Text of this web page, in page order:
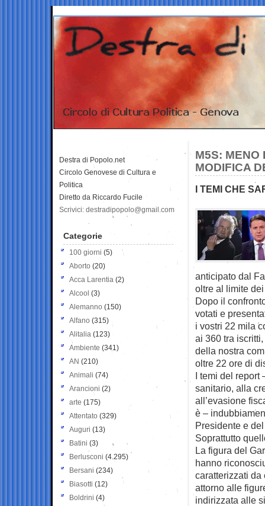
M5S: MENO
MODIFICA
I TEMI CHE
anticipato dal
oltre al limite
Dopo il
votati e
i vostri 22 mila
ai 360 tra
della nostra
oltre 22 ore di
I temi del report
sanitario, alla
all’evasione
è –
Presidente e
Soprattutto
La figura del
hanno
caratterizzati
attorno alle
indirizzata alle
Destra di Popolo.net
Circolo Genovese di Cultura e
Politica
Diretto da Riccardo Fucile
Scrivici: destradipopolo@gmail.com
Categorie
100 giorni (5)
Aborto (20)
Acca Larentia (2)
Alcool (3)
Alemanno (150)
Alfano (315)
Alitalia (123)
Ambiente (341)
AN (210)
Animali (74)
Arancioni (2)
arte (175)
Attentato (329)
Auguri (13)
Batini (3)
Berlusconi (4.295)
Bersani (234)
Biasotti (12)
Boldrini (4)